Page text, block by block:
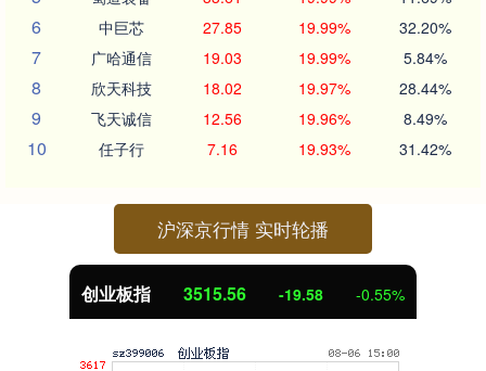
6 中巨芯 27.85 19.99% 32.20%
7 广哈通信 19.03 19.99% 5.84%
8 欣天科技 18.02 19.97% 28.44%
9 飞天诚信 12.56 19.96% 8.49%
10 任子行 7.16 19.93% 31.42%
沪深京行情 实时轮播
基金指数 7229.80 -1.63 -0.02%